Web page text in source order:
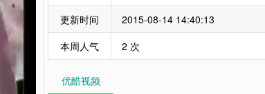
更新时间
2015-08-14 14:40:13
本周人气
2 次
优酷视频